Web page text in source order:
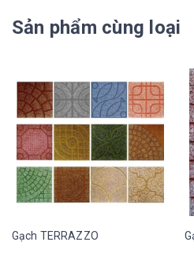
Sản phẩm cùng loại
Gạch TERRAZZO